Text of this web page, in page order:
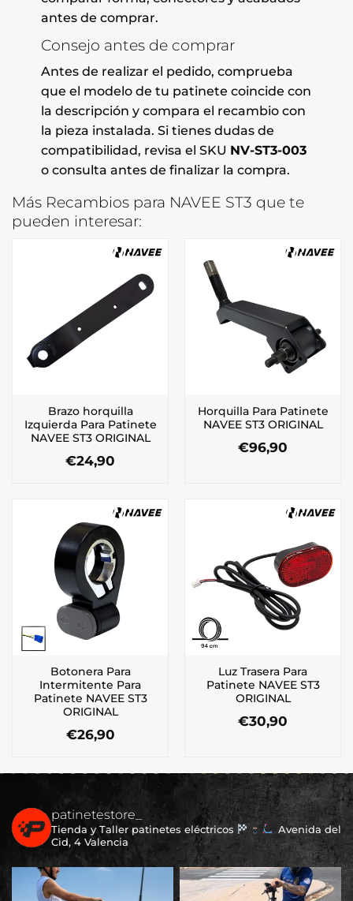
antes de comprar.
Consejo antes de comprar
Antes de realizar el pedido, comprueba
que el modelo de tu patinete coincide con
la descripción y compara el recambio con
la pieza instalada. Si tienes dudas de
compatibilidad, revisa el SKU NV-ST3-003
o consulta antes de finalizar la compra.
Más Recambios para NAVEE ST3 que te
pueden interesar:
Brazo horquilla
Izquierda Para Patinete
NAVEE ST3 ORIGINAL
€24,90
Horquilla Para Patinete
NAVEE ST3 ORIGINAL
€96,90
Botonera Para
Intermitente Para
Patinete NAVEE ST3
ORIGINAL
€26,90
Luz Trasera Para
Patinete NAVEE ST3
ORIGINAL
€30,90
patinetestore_
Tienda y Taller patinetes eléctricos
Avenida del
Cid, 4 Valencia